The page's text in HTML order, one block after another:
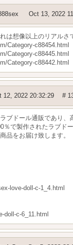
Oct 13, 2022
は想像以上のリアル
Category-c88454.html
Category-c88445.html
Category-c88442.html
12, 2022 20:32:29 #
ブドール通販であり
で製作されたラブドー
品をお届け致します。
love-doll-c-1_4.html
doll-c-6_11.html